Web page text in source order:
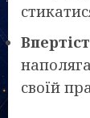
своїй